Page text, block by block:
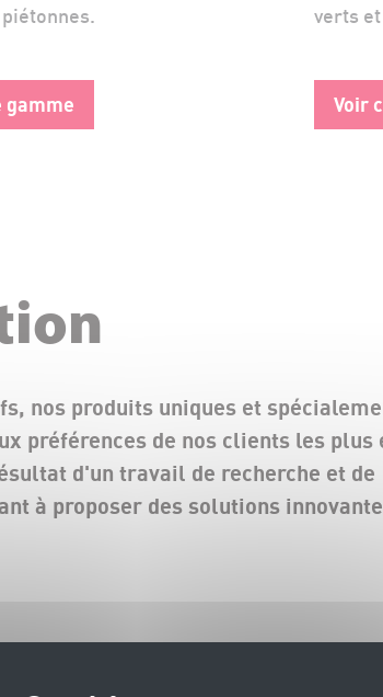
gamme
verts
Voir
nos produits uniques et
préférences de nos clients les plus
d'un travail de recherche et de
à proposer des solutions